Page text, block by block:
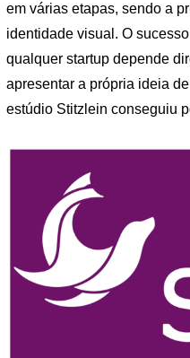
em várias etapas, sendo a
identidade visual. O
qualquer startup depende
apresentar a própria ideia
estúdio Stitzlein conseguiu